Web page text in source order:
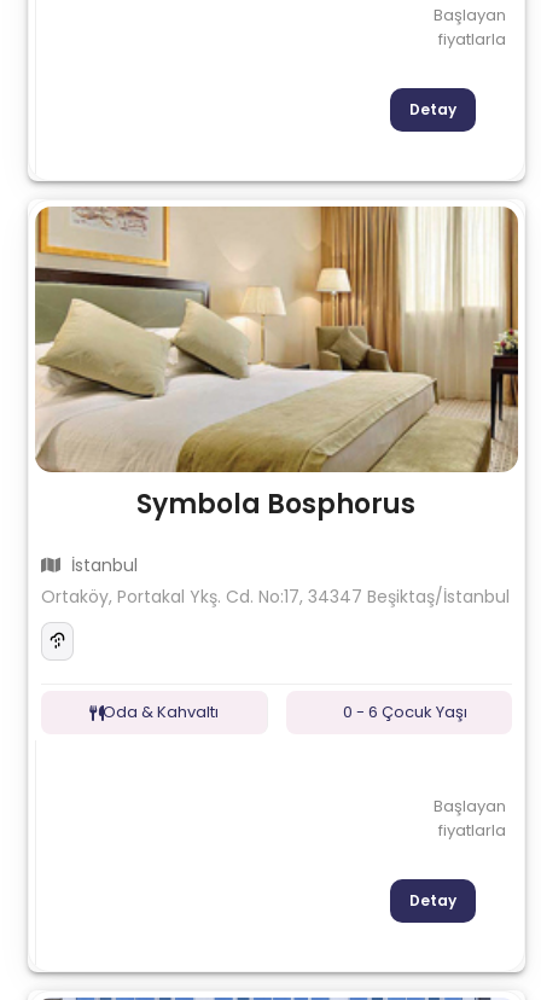
Başlayan
fiyatlarla
Detay
Symbola Bosphorus
İstanbul
Ortaköy, Portakal Ykş. Cd. No:17, 34347 Beşiktaş/İstanbul
Oda & Kahvaltı 0 - 6 Çocuk Yaşı
Başlayan
fiyatlarla
Detay